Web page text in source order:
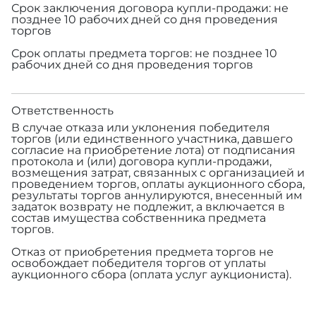
Срок заключения договора купли-продажи: не
позднее 10 рабочих дней со дня проведения
торгов
Срок оплаты предмета торгов: не позднее 10
рабочих дней со дня проведения торгов
Ответственность
В случае отказа или уклонения победителя
торгов (или единственного участника, давшего
согласие на приобретение лота) от подписания
протокола и (или) договора купли-продажи,
возмещения затрат, связанных с организацией и
проведением торгов, оплаты аукционного сбора,
результаты торгов аннулируются, внесенный им
задаток возврату не подлежит, а включается в
состав имущества собственника предмета
торгов.
Отказ от приобретения предмета торгов не
освобождает победителя торгов от уплаты
аукционного сбора (оплата услуг аукциониста).